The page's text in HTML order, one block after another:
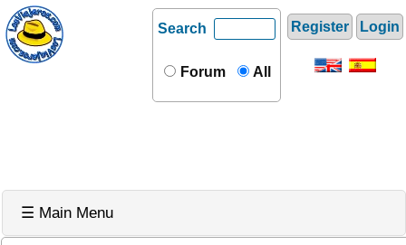
Register Login
Search
Forum All
☰ Main Menu